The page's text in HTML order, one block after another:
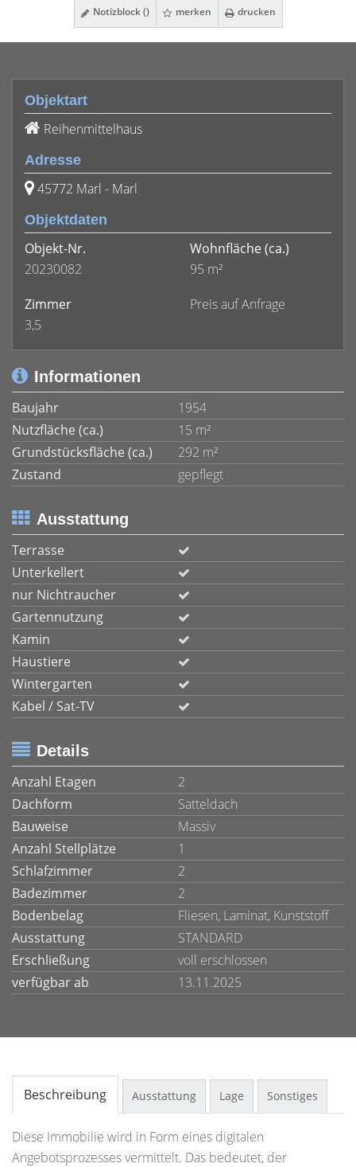
Notizblock () merken drucken
Objektart
Reihenmittelhaus
Adresse
45772 Marl - Marl
Objektdaten
Objekt-Nr.
20230082
Wohnfläche (ca.)
95 m²
Zimmer
3,5
Preis auf Anfrage
Informationen
Baujahr
1954
Nutzfläche (ca.)
15 m²
Grundstücksfläche (ca.)
292 m²
Zustand
gepflegt
Ausstattung
Terrasse
Unterkellert
nur Nichtraucher
Gartennutzung
Kamin
Haustiere
Wintergarten
Kabel / Sat-TV
Details
Anzahl Etagen
2
Dachform
Satteldach
Bauweise
Massiv
Anzahl Stellplätze
1
Schlafzimmer
2
Badezimmer
2
Bodenbelag
Fliesen, Laminat, Kunststoff
Ausstattung
STANDARD
Erschließung
voll erschlossen
verfügbar ab
13.11.2025
Beschreibung Ausstattung Lage Sonstiges
Diese Immobilie wird in Form eines digitalen
Angebotsprozesses vermittelt. Das bedeutet, der